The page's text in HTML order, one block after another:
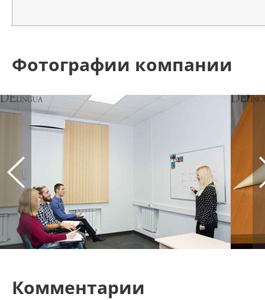
Фотографии компании
Комментарии